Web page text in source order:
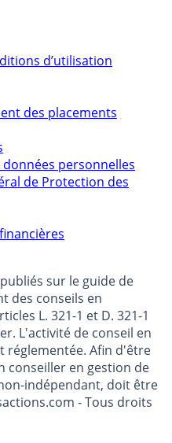
d’utilisation
des placements
personnelles
de Protection des
sur le guide de
des conseils en
L. 321-1 et D. 321-1
L'activité de conseil en
réglementée. Afin d'être
conseiller en gestion de
indépendant, doit être